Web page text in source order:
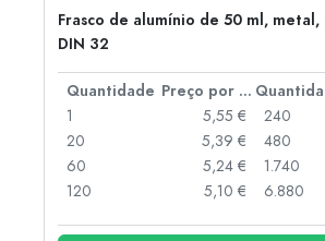
Frasco de alumínio de 50 ml,
DIN 32
Quantidade Preço por peça
1
5,55 €
20
5,39 €
60
5,24 €
120
5,10 €
240
480
1.740
6.880